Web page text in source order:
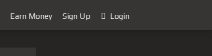
Earn Money Sign Up Login